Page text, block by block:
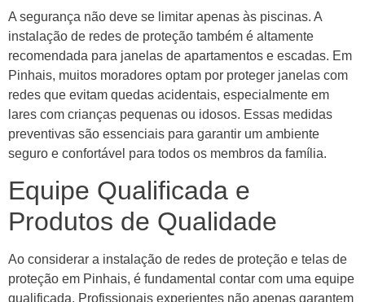
A segurança não deve se limitar apenas às piscinas. A
instalação de redes de proteção também é altamente
recomendada para janelas de apartamentos e escadas. Em
Pinhais, muitos moradores optam por proteger janelas com
redes que evitam quedas acidentais, especialmente em
lares com crianças pequenas ou idosos. Essas medidas
preventivas são essenciais para garantir um ambiente
seguro e confortável para todos os membros da família.
Equipe Qualificada e
Produtos de Qualidade
Ao considerar a instalação de redes de proteção e telas de
proteção em Pinhais, é fundamental contar com uma equipe
qualificada. Profissionais experientes não apenas garantem